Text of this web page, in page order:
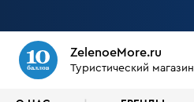
ZelenoeMore.ru
Туристический магазин